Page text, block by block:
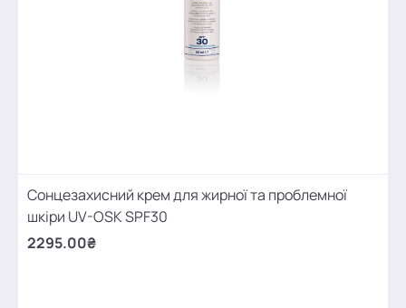
Сонцезахисний крем для жирної та проблемної
шкіри UV-OSK SPF30
2295.00₴